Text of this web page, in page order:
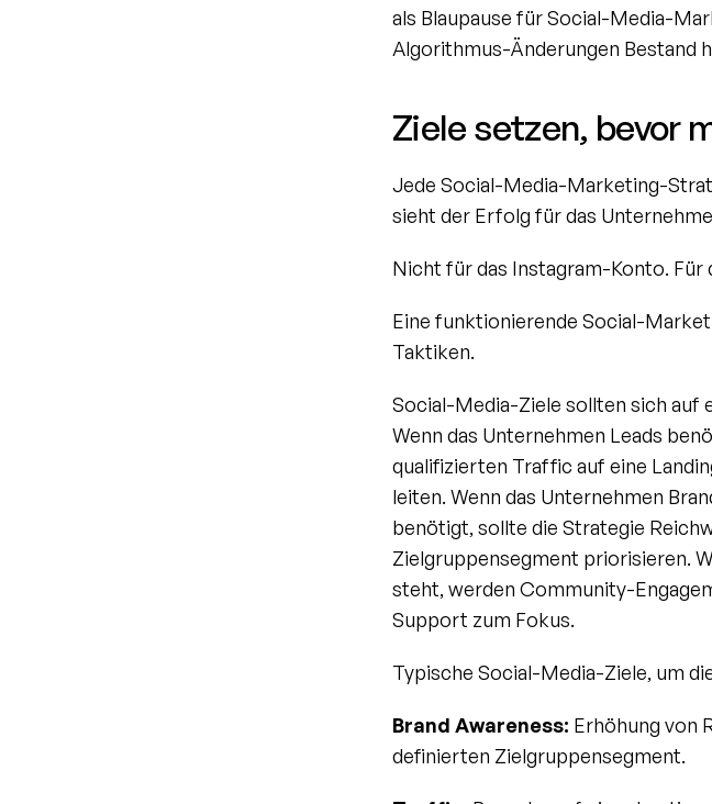
als Blaupause für Social-Media-
Algorithmus-Änderungen Bestand
Ziele setzen, bevor
Jede Social-Media-Marketing-
sieht der Erfolg für das
Nicht für das Instagram-Konto. Für
Eine funktionierende Social-
Taktiken.
Social-Media-Ziele sollten sich auf
Wenn das Unternehmen Leads
qualifizierten Traffic auf eine
leiten. Wenn das Unternehmen
benötigt, sollte die Strategie
Zielgruppensegment priorisieren.
steht, werden Community-
Support zum Fokus.
Typische Social-Media-Ziele, um
Brand Awareness: Erhöhung von
definierten Zielgruppensegment.